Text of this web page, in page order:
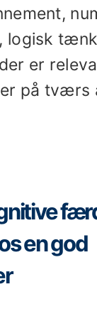
logisk
er
på tværs
en god